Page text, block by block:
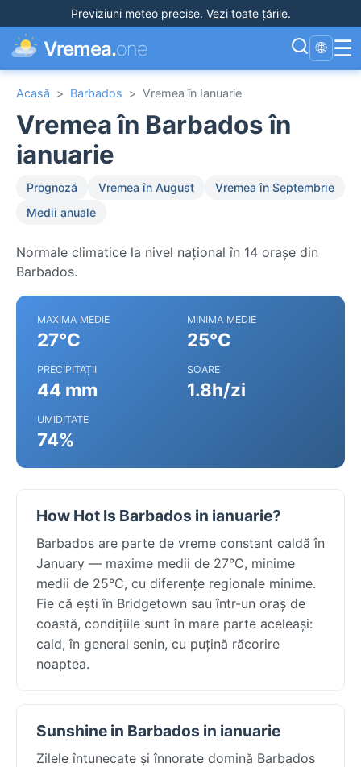
Previziuni meteo precise. Vezi toate țările.
Vremea.one 🌐 ☰
Acasă > Barbados > Vremea în Ianuarie
Vremea în Barbados în
ianuarie
Prognoză Vremea în August
Vremea în Septembrie
Medii anuale
Normale climatice la nivel național în 14 orașe din
Barbados.
MAXIMA MEDIE
27°C
MINIMA MEDIE
25°C
PRECIPITAȚII
44 mm
SOARE
1.8h/zi
UMIDITATE
74%
How Hot Is Barbados in ianuarie?
Barbados are parte de vreme constant caldă în
January — maxime medii de 27°C, minime
medii de 25°C, cu diferențe regionale minime.
Fie că ești în Bridgetown sau într-un oraș de
coastă, condițiile sunt în mare parte aceleași:
cald, în general senin, cu puțină răcorire
noaptea.
Sunshine in Barbados in ianuarie
Zilele întunecate și înnorate domină Barbados